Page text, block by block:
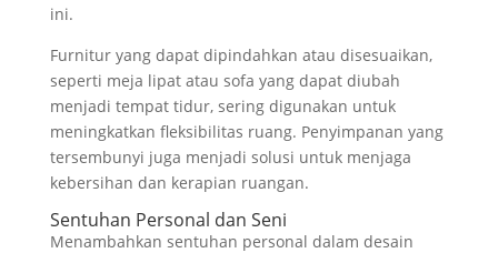
ini.
Furnitur yang dapat dipindahkan atau disesuaikan,
seperti meja lipat atau sofa yang dapat diubah
menjadi tempat tidur, sering digunakan untuk
meningkatkan fleksibilitas ruang. Penyimpanan yang
tersembunyi juga menjadi solusi untuk menjaga
kebersihan dan kerapian ruangan.
Sentuhan Personal dan Seni
Menambahkan sentuhan personal dalam desain